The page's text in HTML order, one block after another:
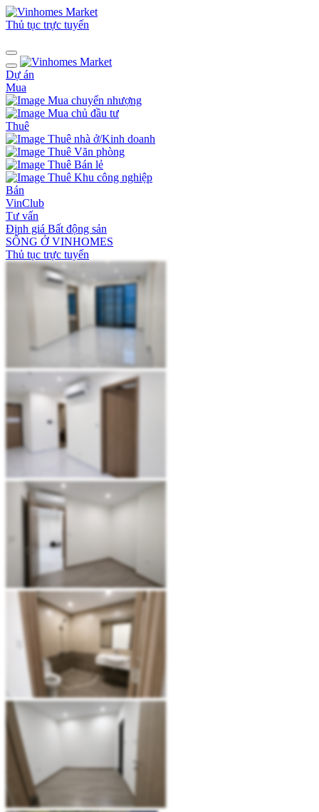
Thủ tục trực tuyến
Dự án
Mua
Mua chuyển nhượng
Mua chủ đầu tư
Thuê
Thuê nhà ở/Kinh doanh
Thuê Văn phòng
Thuê Bán lẻ
Thuê Khu công nghiệp
Bán
VinClub
Tư vấn
Định giá Bất động sản
SỐNG Ở VINHOMES
Thủ tục trực tuyến